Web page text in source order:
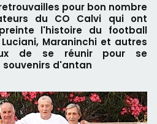
pour bon nombre
du CO Calvi qui ont
l'histoire du football
Maraninchi et autres
de se réunir pour se
souvenirs d'antan